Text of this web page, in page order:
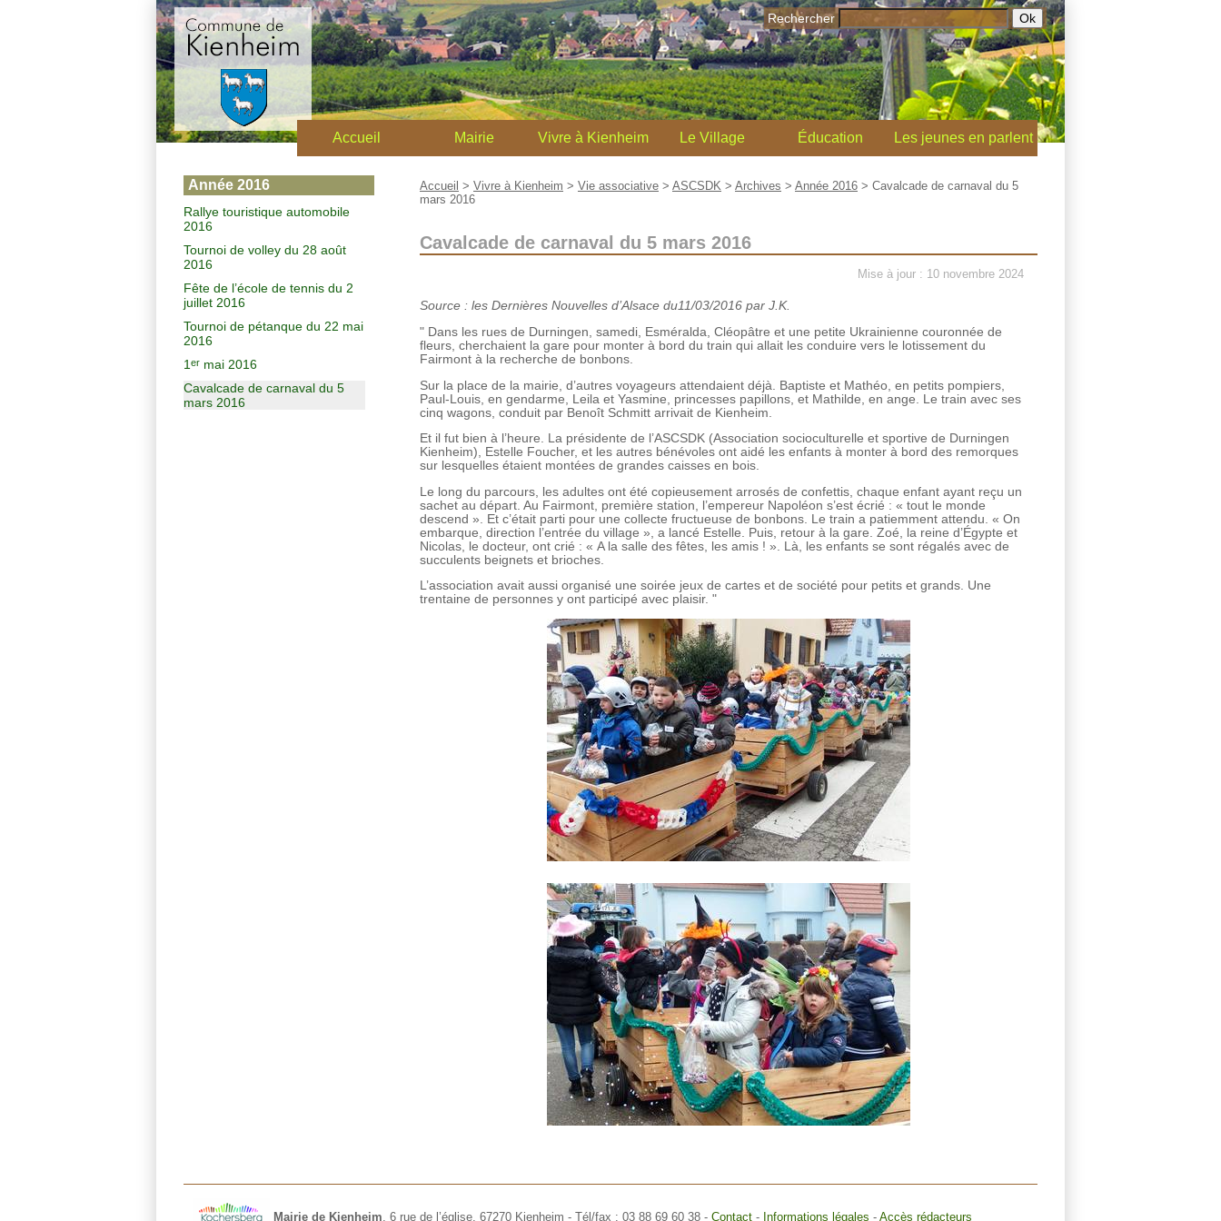
Rechercher
Accueil Mairie Vivre à Kienheim Le Village Éducation Les jeunes en parlent
Année 2016
Rallye touristique automobile
2016
Tournoi de volley du 28 août
2016
Fête de l’école de tennis du 2
juillet 2016
Tournoi de pétanque du 22 mai
2016
1er mai 2016
Cavalcade de carnaval du 5
mars 2016
Accueil > Vivre à Kienheim > Vie associative > ASCSDK > Archives > Année 2016 > Cavalcade de carnaval du 5
mars 2016
Cavalcade de carnaval du 5 mars 2016
Mise à jour : 10 novembre 2024
Source : les Dernières Nouvelles d’Alsace du11/03/2016 par J.K.
" Dans les rues de Durningen, samedi, Esméralda, Cléopâtre et une petite Ukrainienne couronnée de
fleurs, cherchaient la gare pour monter à bord du train qui allait les conduire vers le lotissement du
Fairmont à la recherche de bonbons.
Sur la place de la mairie, d’autres voyageurs attendaient déjà. Baptiste et Mathéo, en petits pompiers,
Paul-Louis, en gendarme, Leila et Yasmine, princesses papillons, et Mathilde, en ange. Le train avec ses
cinq wagons, conduit par Benoît Schmitt arrivait de Kienheim.
Et il fut bien à l’heure. La présidente de l’ASCSDK (Association socioculturelle et sportive de Durningen
Kienheim), Estelle Foucher, et les autres bénévoles ont aidé les enfants à monter à bord des remorques
sur lesquelles étaient montées de grandes caisses en bois.
Le long du parcours, les adultes ont été copieusement arrosés de confettis, chaque enfant ayant reçu un
sachet au départ. Au Fairmont, première station, l’empereur Napoléon s’est écrié : « tout le monde
descend ». Et c’était parti pour une collecte fructueuse de bonbons. Le train a patiemment attendu. « On
embarque, direction l’entrée du village », a lancé Estelle. Puis, retour à la gare. Zoé, la reine d’Égypte et
Nicolas, le docteur, ont crié : « A la salle des fêtes, les amis ! ». Là, les enfants se sont régalés avec de
succulents beignets et brioches.
L’association avait aussi organisé une soirée jeux de cartes et de société pour petits et grands. Une
trentaine de personnes y ont participé avec plaisir. "
Mairie de Kienheim, 6 rue de l’église, 67270 Kienheim - Tél/fax : 03 88 69 60 38 - Contact - Informations légales - Accès rédacteurs